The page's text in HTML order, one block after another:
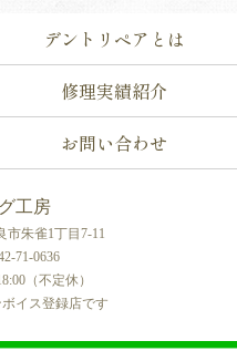
デントリペアとは
修理実績紹介
お問い合わせ
工房
市朱雀1丁目7-11
71-0636
（不定休）
イス登録店です